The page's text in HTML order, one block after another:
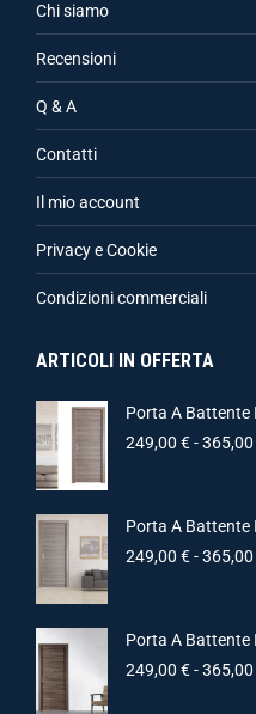
Chi siamo
Recensioni
Q & A
Contatti
Il mio account
Privacy e Cookie
Condizioni commerciali
ARTICOLI IN OFFERTA
Porta A Battente
249,00 €-365,00
Porta A Battente
249,00 €-365,00
Porta A Battente
249,00 €-365,00